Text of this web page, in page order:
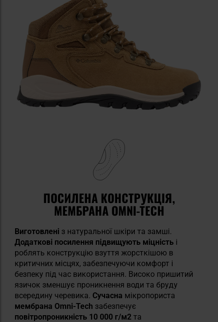
ПОСИЛЕНА КОНСТРУКЦІЯ,
МЕМБРАНА OMNI-TECH
Виготовлені з натуральної шкіри та замші.
Додаткові посилення підвищують міцність і
роблять конструкцію взуття жорсткішою в
критичних місцях, забезпечуючи комфорт і
безпеку під час використання. Високо пришитий
язичок зменшує проникнення води та бруду
всередину черевика. Сучасна мікропориста
мембрана Omni-Tech забезпечує
повітропроникність 10 000 г/м2 та